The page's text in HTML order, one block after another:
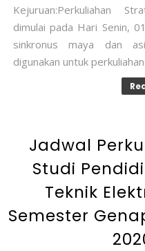
Kejuruan:Perkuliahan
dimulai pada Hari Senin,
sinkronus maya dan
digunakan untuk
Jadwal
Studi
Teknik
Semester